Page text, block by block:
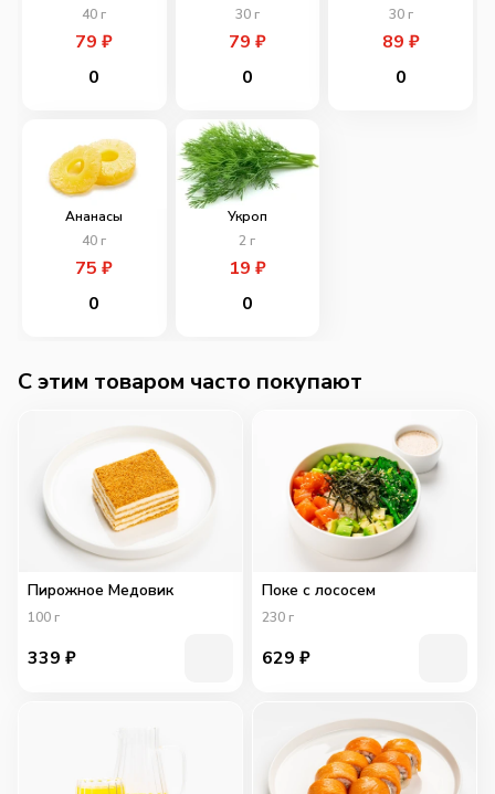
40 г
79₽
0
30г
79 ₽
0
30г
89 ₽
0
Ананасы
40 г
75₽
0
Укроп
2 г
19 ₽
0
C этим товаром часто покупают
Пирожное Медовик
100 г
339 ₽
Поке с лососем
230 г
629 ₽